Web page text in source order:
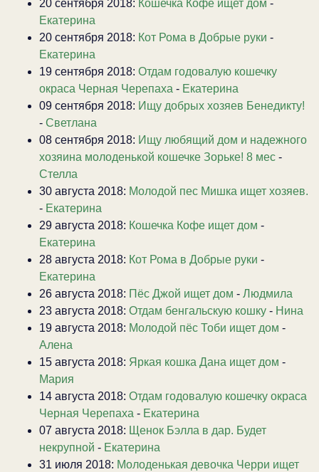
20 сентября 2018: Кошечка Кофе ищет дом -
Екатерина
20 сентября 2018: Кот Рома в Добрые руки -
Екатерина
19 сентября 2018: Отдам годовалую кошечку
окраса Черная Черепаха - Екатерина
09 сентября 2018: Ищу добрых хозяев Бенедикту!
- Светлана
08 сентября 2018: Ищу любящий дом и надежного
хозяина молоденькой кошечке Зорьке! 8 мес -
Стелла
30 августа 2018: Молодой пес Мишка ищет хозяев.
- Екатерина
29 августа 2018: Кошечка Кофе ищет дом -
Екатерина
28 августа 2018: Кот Рома в Добрые руки -
Екатерина
26 августа 2018: Пёс Джой ищет дом - Людмила
23 августа 2018: Отдам бенгальскую кошку - Нина
19 августа 2018: Молодой пёс Тоби ищет дом -
Алена
15 августа 2018: Яркая кошка Дана ищет дом -
Мария
14 августа 2018: Отдам годовалую кошечку окраса
Черная Черепаха - Екатерина
07 августа 2018: Щенок Бэлла в дар. Будет
некрупной - Екатерина
31 июля 2018: Молоденькая девочка Черри ищет